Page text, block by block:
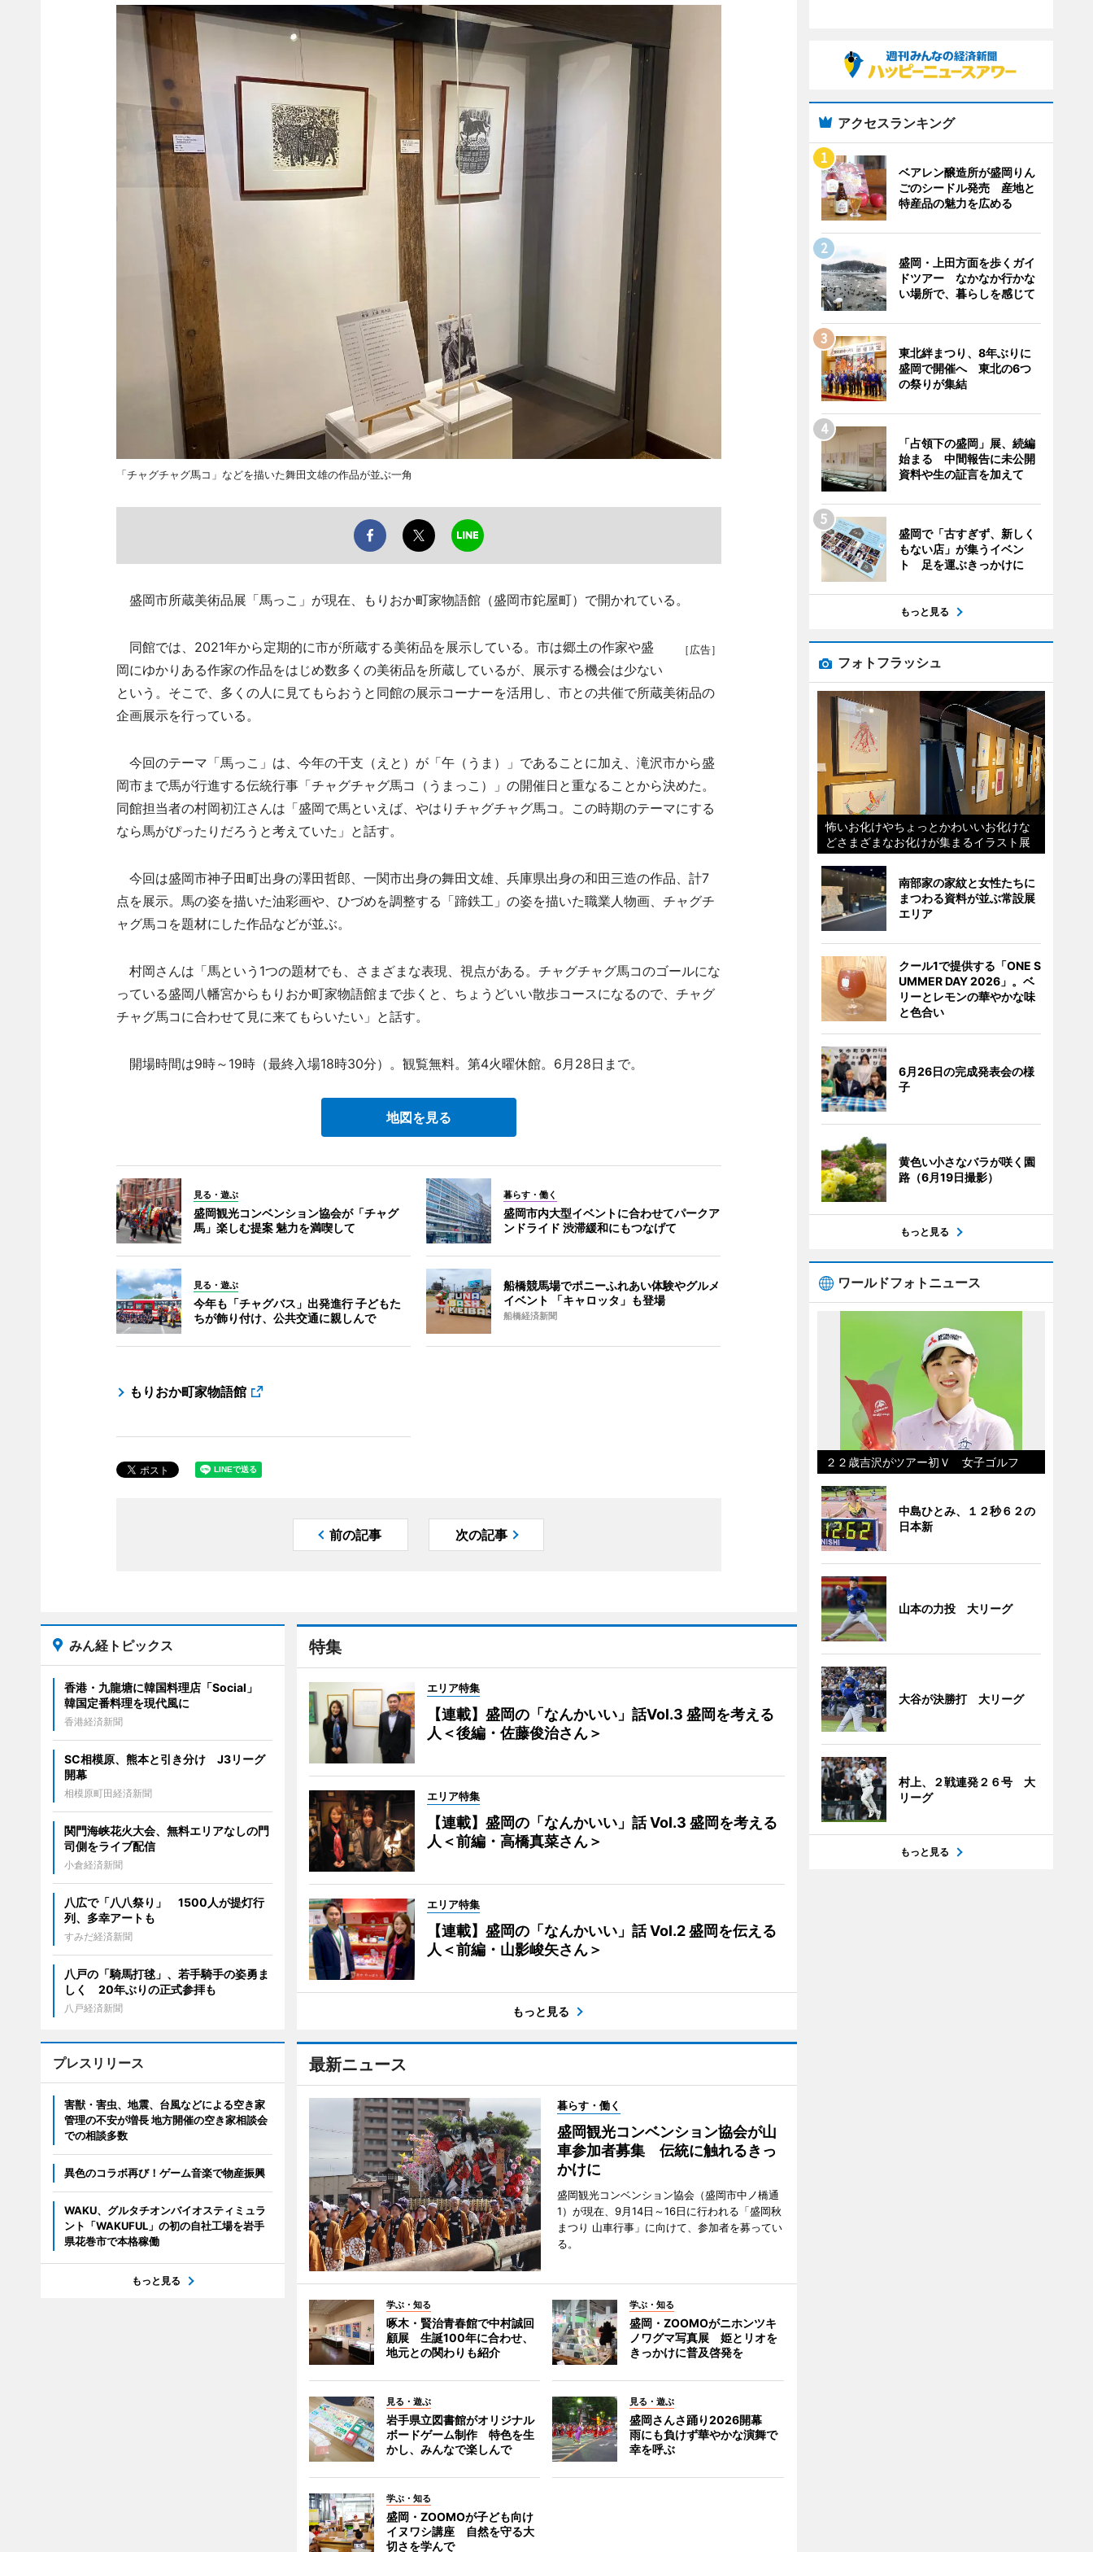
「チャグチャグ馬コ」などを描いた舞田文雄の作品が並ぶ一角
盛岡市所蔵美術品展「馬っこ」が現在、もりおか町家物語館（盛岡市鉈屋町）で開かれている。
［広告］
同館では、2021年から定期的に市が所蔵する美術品を展示している。市は郷土の作家や盛
岡にゆかりある作家の作品をはじめ数多くの美術品を所蔵しているが、展示する機会は少ない
という。そこで、多くの人に見てもらおうと同館の展示コーナーを活用し、市との共催で所蔵美術品の
企画展示を行っている。
今回のテーマ「馬っこ」は、今年の干支（えと）が「午（うま）」であることに加え、滝沢市から盛
岡市まで馬が行進する伝統行事「チャグチャグ馬コ（うまっこ）」の開催日と重なることから決めた。
同館担当者の村岡初江さんは「盛岡で馬といえば、やはりチャグチャグ馬コ。この時期のテーマにする
なら馬がぴったりだろうと考えていた」と話す。
今回は盛岡市神子田町出身の澤田哲郎、一関市出身の舞田文雄、兵庫県出身の和田三造の作品、計7
点を展示。馬の姿を描いた油彩画や、ひづめを調整する「蹄鉄工」の姿を描いた職業人物画、チャグチ
ャグ馬コを題材にした作品などが並ぶ。
村岡さんは「馬という1つの題材でも、さまざまな表現、視点がある。チャグチャグ馬コのゴールにな
っている盛岡八幡宮からもりおか町家物語館まで歩くと、ちょうどいい散歩コースになるので、チャグ
チャグ馬コに合わせて見に来てもらいたい」と話す。
開場時間は9時～19時（最終入場18時30分）。観覧無料。第4火曜休館。6月28日まで。
地図を見る
見る・遊ぶ
盛岡観光コンベンション協会が「チャグ
馬」楽しむ提案 魅力を満喫して
暮らす・働く
盛岡市内大型イベントに合わせてパークア
ンドライド 渋滞緩和にもつなげて
見る・遊ぶ
今年も「チャグバス」出発進行 子どもた
ちが飾り付け、公共交通に親しんで
船橋競馬場でポニーふれあい体験やグルメ
イベント 「キャロッタ」も登場
船橋経済新聞
もりおか町家物語館
前の記事 次の記事
特集
エリア特集
【連載】盛岡の「なんかいい」話Vol.3 盛岡を考える
人＜後編・佐藤俊治さん＞
エリア特集
【連載】盛岡の「なんかいい」話 Vol.3 盛岡を考える
人＜前編・高橋真菜さん＞
エリア特集
【連載】盛岡の「なんかいい」話 Vol.2 盛岡を伝える
人＜前編・山影峻矢さん＞
もっと見る
最新ニュース
暮らす・働く
盛岡観光コンベンション協会が山
車参加者募集 伝統に触れるきっ
かけに
盛岡観光コンベンション協会（盛岡市中ノ橋通
1）が現在、9月14日～16日に行われる「盛岡秋
まつり 山車行事」に向けて、参加者を募ってい
る。
学ぶ・知る
啄木・賢治青春館で中村誠回
顧展 生誕100年に合わせ、
地元との関わりも紹介
学ぶ・知る
盛岡・ZOOMOがニホンツキ
ノワグマ写真展 姫とリオを
きっかけに普及啓発を
見る・遊ぶ
岩手県立図書館がオリジナル
ボードゲーム制作 特色を生
かし、みんなで楽しんで
見る・遊ぶ
盛岡さんさ踊り2026開幕
雨にも負けず華やかな演舞で
幸を呼ぶ
学ぶ・知る
盛岡・ZOOMOが子ども向け
イヌワシ講座 自然を守る大
切さを学んで
みん経トピックス
香港・九龍塘に韓国料理店「Social」
韓国定番料理を現代風に
香港経済新聞
SC相模原、熊本と引き分け J3リーグ
開幕
相模原町田経済新聞
関門海峡花火大会、無料エリアなしの門
司側をライブ配信
小倉経済新聞
八広で「八八祭り」 1500人が提灯行
列、多幸アートも
すみだ経済新聞
八戸の「騎馬打毬」、若手騎手の姿勇ま
しく 20年ぶりの正式参拝も
八戸経済新聞
プレスリリース
害獣・害虫、地震、台風などによる空き家
管理の不安が増長 地方開催の空き家相談会
での相談多数
異色のコラボ再び！ゲーム音楽で物産振興
WAKU、グルタチオンバイオスティミュラ
ント「WAKUFUL」の初の自社工場を岩手
県花巻市で本格稼働
もっと見る
アクセスランキング
ベアレン醸造所が盛岡りん
ごのシードル発売 産地と
特産品の魅力を広める
盛岡・上田方面を歩くガイ
ドツアー なかなか行かな
い場所で、暮らしを感じて
東北絆まつり、8年ぶりに
盛岡で開催へ 東北の6つ
の祭りが集結
「占領下の盛岡」展、続編
始まる 中間報告に未公開
資料や生の証言を加えて
盛岡で「古すぎず、新しく
もない店」が集うイベン
ト 足を運ぶきっかけに
もっと見る
フォトフラッシュ
怖いお化けやちょっとかわいいお化けな
どさまざまなお化けが集まるイラスト展
南部家の家紋と女性たちに
まつわる資料が並ぶ常設展
エリア
クール1で提供する「ONE S
UMMER DAY 2026」。ベ
リーとレモンの華やかな味
と色合い
6月26日の完成発表会の様
子
黄色い小さなバラが咲く園
路（6月19日撮影）
もっと見る
ワールドフォトニュース
２２歳吉沢がツアー初Ｖ 女子ゴルフ
中島ひとみ、１２秒６２の
日本新
山本の力投 大リーグ
大谷が決勝打 大リーグ
村上、２戦連発２６号 大
リーグ
もっと見る